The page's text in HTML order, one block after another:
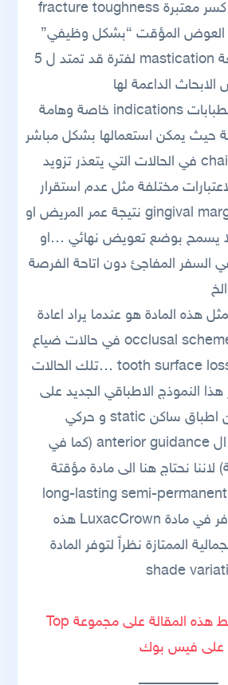
اضافة الى مقاومة كسر معتبرة fracture toughness
العوض المؤقت “بشكل وظيفي”
تحت القوى الماضغة mastication لفترة قد تمتد ل 5
الداعمة لها
تجد هذه المادة استطبابات indications خاصة وهامة
حيث يمكن استعمالها بشكل مباشر
chairside fabrication في الحالات التي يتعذر تزويد
مختلفة مثل عدم استقرار
الحواف اللثوية gingival margins نتيجة عمر المريض او
يسمح بوضع تعويض نهائي …او
السفر المفاجئ دون اتاحة الفرصة
هذه المادة هو عندما يراد اعادة
النموذج الاطباقي occlusal scheme في حالات ضياع
المادة السنية مثلاً tooth surface loss …تلك الحالات
هذا النموذج الاطباقي الجديد على
الاسنان الامامية من اطباق ساكن static و حركي
dynamic بما فيها ال anterior guidance (كما في
لاننا نحتاج هنا الى مادة مؤقتة
قوية تشبه الدائمة long-lasting semi-permanent
solution وهذا متوفر في مادة LuxacCrown هذه
الممتازة نظراً لتوفر المادة
اضغط للذهاب لرابط هذه المقالة على مجموعة Top